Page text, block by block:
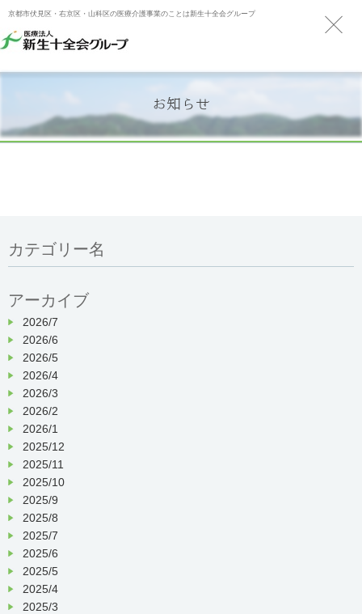
京都市伏見区・右京区・山科区の医療介護事業のことは新生十全会グループ
お知らせ
カテゴリー名
アーカイブ
2026/7
2026/6
2026/5
2026/4
2026/3
2026/2
2026/1
2025/12
2025/11
2025/10
2025/9
2025/8
2025/7
2025/6
2025/5
2025/4
2025/3